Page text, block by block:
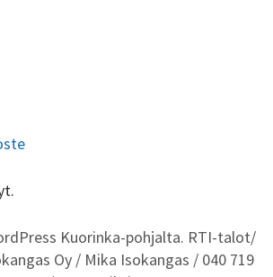
Kuorinka-pohjalta. RTI-talot/
Oy / Mika Isokangas / 040 719